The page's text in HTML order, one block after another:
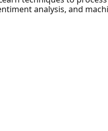
analysis, and